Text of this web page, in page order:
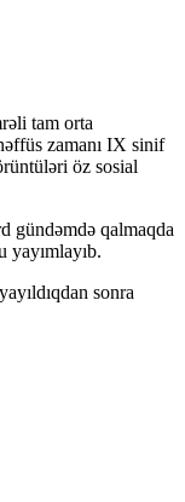
tam orta
zamanı IX sinif
öz sosial
gündəmdə qalmaqda
yayımlayıb.
sonra